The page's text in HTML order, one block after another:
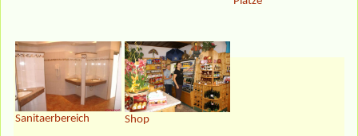
Sanitaerbereich Shop